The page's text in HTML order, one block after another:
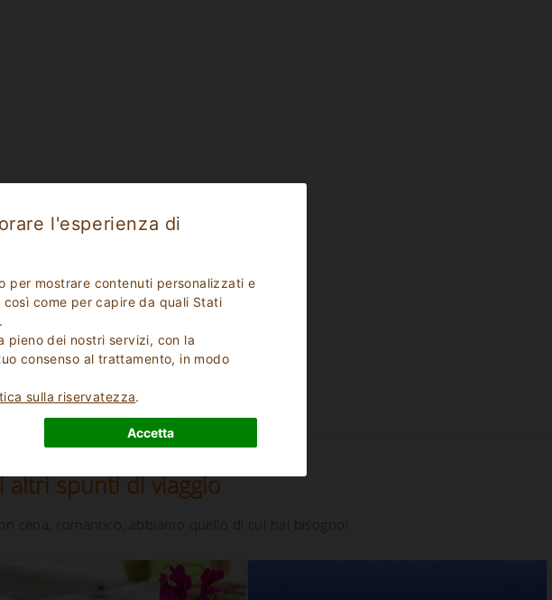
l'esperienza di
per mostrare contenuti personalizzati e
come per capire da quali Stati
pieno dei nostri servizi, con la
consenso al trattamento, in modo
sulla riservatezza.
Accetta
VACANZA
spunti di viaggio
cena, romantico, abbiamo quello di cui hai bisogno!